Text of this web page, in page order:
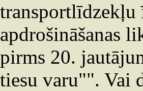
transportlīdzekļu
apdrošināšanas
pirms 20.
tiesu varu"". Vai